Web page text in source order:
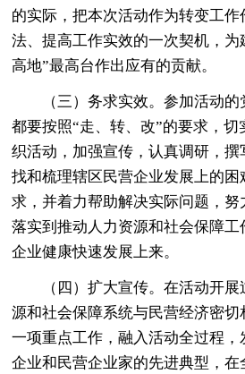
的实际，把本次活动作为转变工
法、提高工作实效的一次契机，
高地”最高台作出应有的贡献。
（三）务求实效。参加活动的
都要按照“走、转、改”的要求，切
织活动，加强宣传，认真调研，
找和梳理辖区民营企业发展上的
求，并着力帮助解决实际问题，
落实到推动人力资源和社会保障
企业健康快速发展上来。
（四）扩大宣传。在活动开展
源和社会保障系统与民营经济密
一项重点工作，融入活动全过程
企业和民营企业家的先进典型，在